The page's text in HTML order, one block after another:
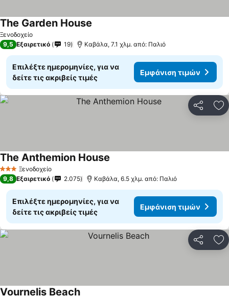
Ξενοδοχείο
The Garden House
9,5 Εξαιρετικό 19 Καβάλα, 7.1 χλμ. από: Παλιό
Επιλέξτε ημερομηνίες, για να
δείτε τις ακριβείς τιμές
Εμφάνιση τιμών
3 ΑστέριαΞενοδοχείο
The Anthemion House
9,8 Εξαιρετικό 2.075 Καβάλα, 6.5 χλμ. από: Παλιό
Επιλέξτε ημερομηνίες, για να
δείτε τις ακριβείς τιμές
Εμφάνιση τιμών
Vournelis Beach